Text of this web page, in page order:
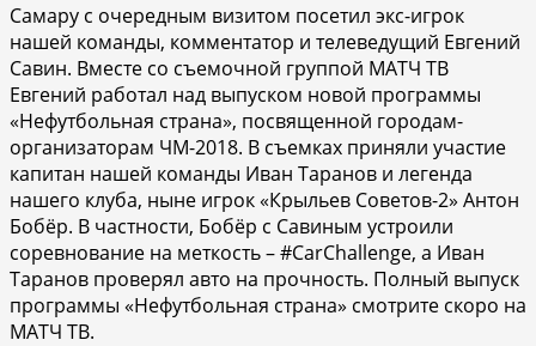
Самару с очередным визитом посетил экс-игрок
нашей команды, комментатор и телеведущий Евгений
Савин. Вместе со съемочной группой МАТЧ ТВ
Евгений работал над выпуском новой программы
«Нефутбольная страна», посвященной городам-
организаторам ЧМ-2018. В съемках приняли участие
капитан нашей команды Иван Таранов и легенда
нашего клуба, ныне игрок «Крыльев Советов-2» Антон
Бобёр. В частности, Бобёр с Савиным устроили
соревнование на меткость – #CarChallenge, а Иван
Таранов проверял авто на прочность. Полный выпуск
программы «Нефутбольная страна» смотрите скоро на
МАТЧ ТВ.